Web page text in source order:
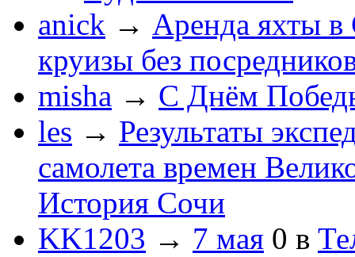
anick → Аренда яхты в
круизы без
misha → С Днём
les → Результаты
самолета времен
История Сочи
KK1203 → 7 мая 0 в